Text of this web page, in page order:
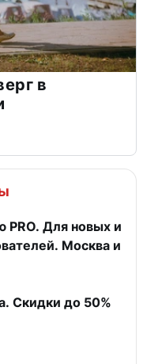
в
PRO. Для новых и
Москва и
Скидки до 50%